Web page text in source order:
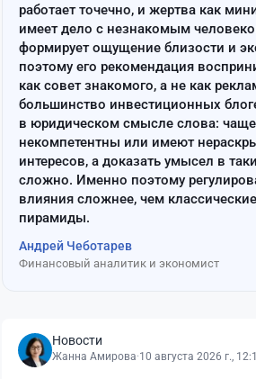
работает точечно, и жертва как
имеет дело с незнакомым
формирует ощущение близости и
поэтому его рекомендация
как совет знакомого, а не как
большинство инвестиционных
в юридическом смысле слова:
некомпетентны или имеют
интересов, а доказать умысел в
сложно. Именно поэтому
влияния сложнее, чем
пирамиды.
Андрей Чеботарев
Финансовый аналитик и экономист
Новости
Жанна Амирова·10 августа 2026 г.,